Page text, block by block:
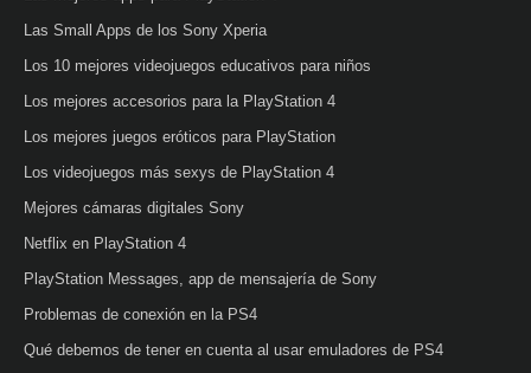
Las Small Apps de los Sony Xperia
Los 10 mejores videojuegos educativos para niños
Los mejores accesorios para la PlayStation 4
Los mejores juegos eróticos para PlayStation
Los videojuegos más sexys de PlayStation 4
Mejores cámaras digitales Sony
Netflix en PlayStation 4
PlayStation Messages, app de mensajería de Sony
Problemas de conexión en la PS4
Qué debemos de tener en cuenta al usar emuladores de PS4